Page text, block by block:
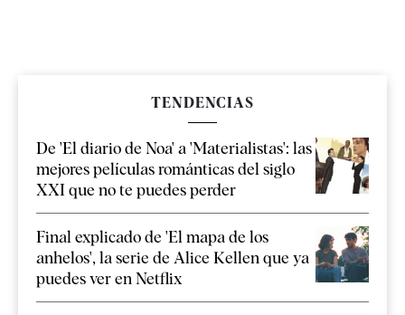
TENDENCIAS
De 'El diario de Noa' a 'Materialistas': las
mejores películas románticas del siglo
XXI que no te puedes perder
Final explicado de 'El mapa de los
anhelos', la serie de Alice Kellen que ya
puedes ver en Netflix